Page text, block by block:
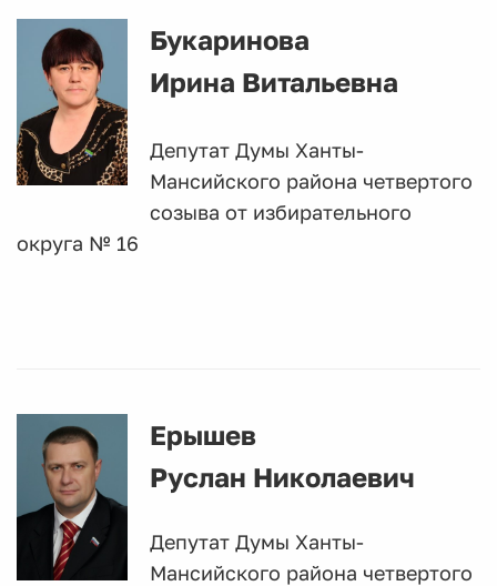
Букаринова
Ирина Витальевна
Депутат Думы Ханты-
Мансийского района четвертого
созыва от избирательного
округа № 16
Ерышев
Руслан Николаевич
Депутат Думы Ханты-
Мансийского района четвертого